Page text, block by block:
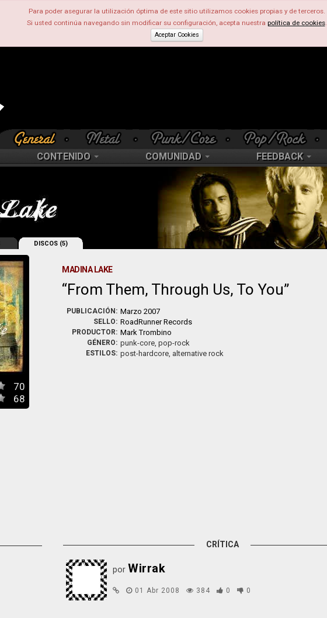
Para poder asegurar la utilización óptima de este sitio utilizamos cookies propias y de terceros.
Si usted continúa navegando sin modificar su configuración, acepta nuestra política de cookies.
Aceptar Cookies
CONTENIDO COMUNIDAD FEEDBACK
DISCOS (5)
70
68
MADINA LAKE
From Them, Through Us, To You
PUBLICACIÓN: Marzo 2007
SELLO: RoadRunner Records
PRODUCTOR: Mark Trombino
GÉNERO: punk-core, pop-rock
ESTILOS: post-hardcore, alternative rock
CRÍTICA
por Wirrak
01 Abr 2008 384 0 0